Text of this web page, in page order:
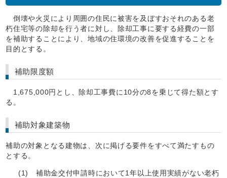
倒壊や火災により周囲の住民に被害を及ぼすおそれのある老
朽住宅等の除却を行う者に対し、除却工事に要する経費の一部
を補助することにより、地域の住環境の改善を促進することを
目的とする。
補助限度額
1,675,000円とし、除却工事費に10分の8を乗じて得た額とす
る。
補助対象建築物
補助の対象となる建物は、次に掲げる要件をすべて満たすもの
とする。
(1) 補助金交付申請時において1年以上使用実績がない老朽